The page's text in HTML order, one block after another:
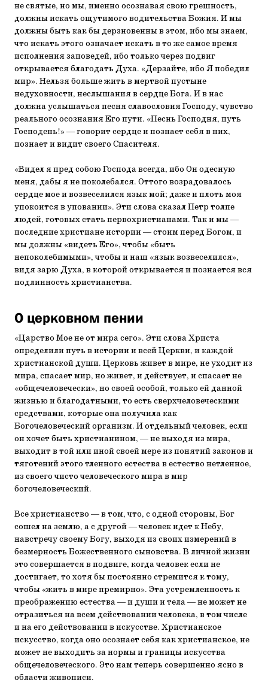
не святые, но мы, именно осознавая свою грешность,
должны искать ощутимого водительства Божия. И мы
должны быть как бы дерзновенны в этом, ибо мы знаем,
что искать этого означает искать в то же самое время
исполнения заповедей, ибо только через подвиг
открывается благодать Духа. «Дерзайте, ибо Я победил
мир». Нельзя больше жить в мертвой пустыне
недуховности, неслышания в сердце Бога. И в нас
должна услышаться песня славословия Господу, чувство
реального осознания Его пути. «Песнь Господня, путь
Господень!» — говорит сердце и познает себя в них,
познает и видит своего Спасителя.
«Видел я пред собою Господа всегда, ибо Он одесную
меня, дабы я не поколебался. Оттого возрадовалось
сердце мое и возвеселился язык мой; даже и плоть моя
упокоится в уповании». Эти слова сказал Петр толпе
людей, готовых стать первохристианами. Так и мы —
последние христиане истории — стоим перед Богом, и
мы должны «видеть Его», чтобы «быть
непоколебимыми», чтобы и наш «язык возвеселился»,
видя зарю Духа, в которой открывается и познается вся
подлинность христианства.
О церковном пении
«Царство Мое не от мира сего». Эти слова Христа
определили путь в истории и всей Церкви, и каждой
христианской души. Церковь живет в мире, не уходит из
мира, спасает мир, но живет, и действует, и спасает не
«общечеловечески», но своей особой, только ей данной
жизнью и благодатными, то есть сверхчеловеческими
средствами, которые она получила как
Богочеловеческий организм. И отдельный человек, если
он хочет быть христианином, — не выходя из мира,
выходит в той или иной своей мере из понятий законов и
тяготений этого тленного естества в естество нетленное,
из своего чисто человеческого мира в мир
богочеловеческий.
Все христианство — в том, что, с одной стороны, Бог
сошел на землю, а с другой — человек идет к Небу,
навстречу своему Богу, выходя из своих измерений в
безмерность Божественного сыновства. В личной жизни
это совершается в подвиге, когда человек если не
достигает, то хотя бы постоянно стремится к тому,
чтобы «жить в мире премирно». Эта устремленность к
преображению естества — и души и тела — не может не
отразиться на всем действовании человека, в том числе
и на его действовании в искусстве. Христианское
искусство, когда оно осознает себя как христианское, не
может не выходить за нормы и границы искусства
общечеловеческого. Это нам теперь совершенно ясно в
области живописи.